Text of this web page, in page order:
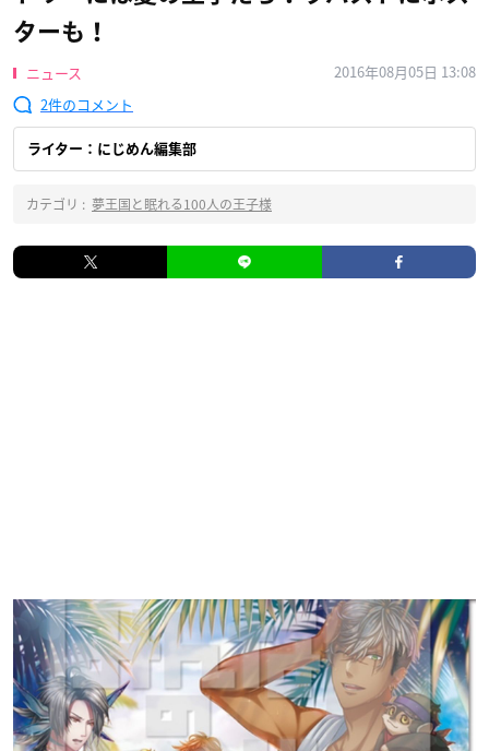
ターも！
ニュース
2016年08月05日 13:08
2
ライター：にじめん編集部
カテゴリ : 夢王国と眠れる100人の王子様